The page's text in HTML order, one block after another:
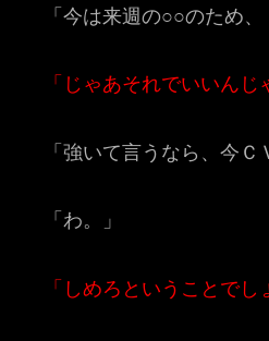
「今は来週の○○のため
「じゃあそれでいいんじ
「強いて言うなら、今
「わ。」
「しめろということでし